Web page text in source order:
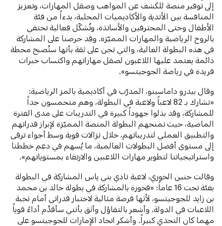
إلى توفير منصة للكشف عن المواهب وصقل المهارات، وتعزيز
المنافسة بين الأندية والأكاديميات المحلية، بدءاً من فئة
الأطفال وحتى المحترفين والأساتذة، وتُشكّل فعالية تحتفي
بالروح الرياضية والمهارات المميّزة. وقد حرصنا على المشاركة
في هذه البطولة الغالية، والتي نحن على ثقة بأنها ستُصبح محطة
دائمة يعتمد عليها اللاعبون لصقل مهاراتهم واكتساب خبرات
فريدة في رياضة الجوجيتسو».
وقال بيدرو داماسينو، المدرّب في أكاديمية بالمز الرياضية:
«نشارك بـ 82 لاعباً ولاعبة في البطولة، وهم متحمسون جداً
للمشاركة، وقد بذلوا جهوداً كبيرة في التدريبات على مدى الفترة
الماضية، حيث تمنحهم البطولة المنصة المميّزة لإبراز قدراتهم
والتطبيق العملي لتدريباتهم، خلال نزالات قوية وسط أجواء ترقى
إلى مستوى أفضل البطولات العالمية، ما يُسهم في دعم خططنا
واستراتيجياتنا لتطوير مهارات اللاعبين والارتقاء بمستوياتهم».
وقالت حنين الخوري، لاعبة نادي بني ياس المشاركة في البطولة
بفئة تحت 16 عاماً: «فخورة بالمشاركة في بطولة خالد بن محمد
بن زايد للجوجيتسو، لأنها فرصة مثالية لاختبار قدراتي أمام نخبة
اللاعبات في الدولة. وأشعر بالتفاؤل وأثق بأنني سأقدِّم أداءً قوياً
مهما كان التحدي كبيراً. وأشكر اتحاد الإمارات للجوجيتسو على